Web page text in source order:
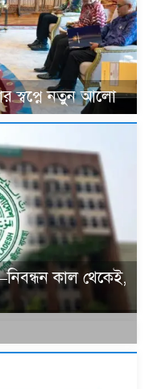
স্বপ্নে নতুন আলো
কাল থেকেই,